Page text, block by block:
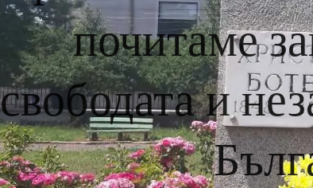
почитаме
свободата и